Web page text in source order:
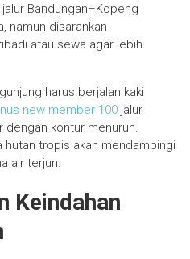
Bandungan–Kopeng
namun disarankan
atau sewa agar lebih
harus berjalan kaki
new member 100jalur
dengan kontur menurun.
hutan tropis akan mendampingi
air terjun.
Keindahan